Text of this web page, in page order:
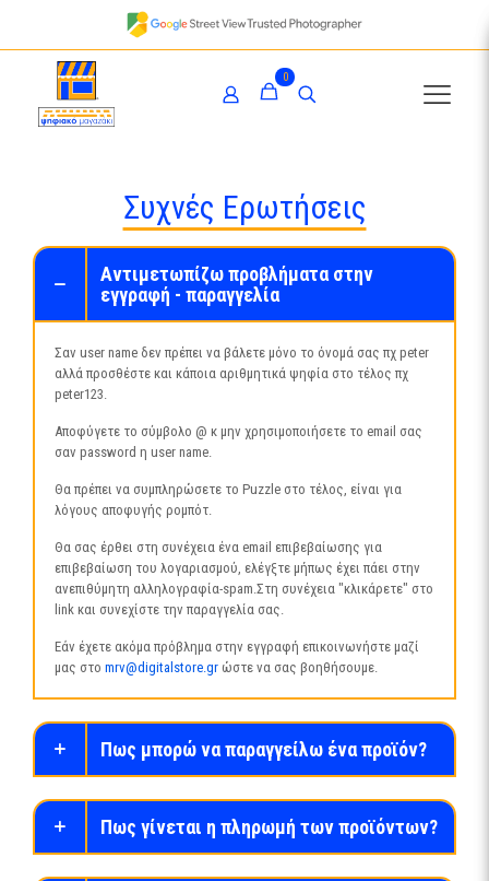
0
Συχνές Ερωτήσεις
Αντιμετωπίζω προβλήματα στην
εγγραφή - παραγγελία
Σαν user name δεν πρέπει να βάλετε μόνο το όνομά σας πχ peter
αλλά προσθέστε και κάποια αριθμητικά ψηφία στο τέλος πχ
peter123.
Αποφύγετε το σύμβολο @ κ μην χρησιμοποιήσετε το email σας
σαν password η user name.
Θα πρέπει να συμπληρώσετε το Puzzle στο τέλος, είναι για
λόγους αποφυγής ρομπότ.
Θα σας έρθει στη συνέχεια ένα email επιβεβαίωσης για
επιβεβαίωση του λογαριασμού, ελέγξτε μήπως έχει πάει στην
ανεπιθύμητη αλληλογραφία-spam.Στη συνέχεια "κλικάρετε" στο
link και συνεχίστε την παραγγελία σας.
Εάν έχετε ακόμα πρόβλημα στην εγγραφή επικοινωνήστε μαζί
μας στο mrv@digitalstore.gr ώστε να σας βοηθήσουμε.
Πως μπορώ να παραγγείλω ένα προϊόν?
Πως γίνεται η πληρωμή των προϊόντων?